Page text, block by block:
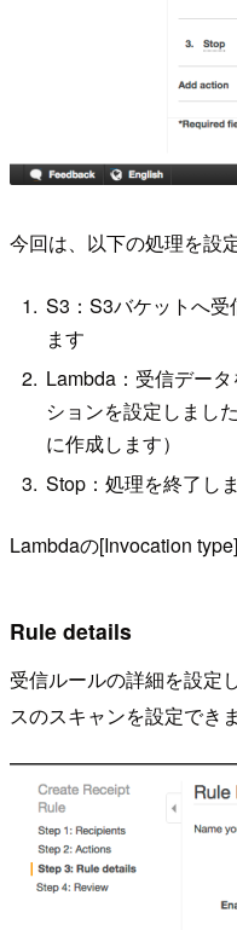
今回は、以下の処理を設
S3：S3バケットへ
ます
Lambda：受信デー
ションを設定しまし
に作成します）
Stop：処理を終了し
Lambdaの[Invocation
Rule details
受信ルールの詳細を設定
スのスキャンを設定できま